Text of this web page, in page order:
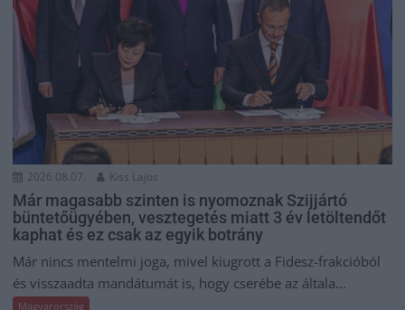
2026.08.07. Kiss Lajos
Már magasabb szinten is nyomoznak Szijjártó
büntetőügyében, vesztegetés miatt 3 év letöltendőt
kaphat és ez csak az egyik botrány
Már nincs mentelmi joga, mivel kiugrott a Fidesz-frakcióból
és visszaadta mandátumát is, hogy cserébe az általa...
Magyarország